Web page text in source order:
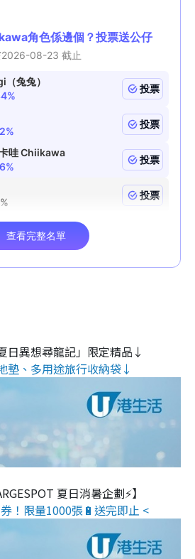
日異想尋龍記」限定精品↓
墊、多用途旅行收納袋↓
夏日消暑企劃⚡】
！限量1000張🔋送完即止 <